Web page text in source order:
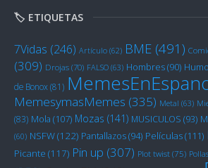
🏷️ ETIQUETAS
7Vidas (246) Artículo (62) BME (491)
(309) Drojas (70) FALSO (63) Hombres(90)
de Bonox(81)
MemesymasMemes (335) Metal (63)
(83) Mola (107) Mozas (141) MUSICULOS (93)
(60) NSFW(122) Pantallazos(94) Películas(111)
Picante (117) Pin up (307) Plot twist (75) Pollas